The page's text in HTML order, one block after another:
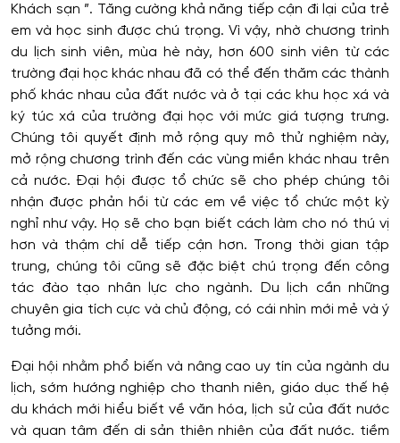
Khách sạn ”. Tăng cường khả năng tiếp cận đi lại của trẻ
em và học sinh được chú trọng. Vì vậy, nhờ chương trình
du lịch sinh viên, mùa hè này, hơn 600 sinh viên từ các
trường đại học khác nhau đã có thể đến thăm các thành
phố khác nhau của đất nước và ở tại các khu học xá và
ký túc xá của trường đại học với mức giá tượng trưng.
Chúng tôi quyết định mở rộng quy mô thử nghiệm này,
mở rộng chương trình đến các vùng miền khác nhau trên
cả nước. Đại hội được tổ chức sẽ cho phép chúng tôi
nhận được phản hồi từ các em về việc tổ chức một kỳ
nghỉ như vậy. Họ sẽ cho bạn biết cách làm cho nó thú vị
hơn và thậm chí dễ tiếp cận hơn. Trong thời gian tập
trung, chúng tôi cũng sẽ đặc biệt chú trọng đến công
tác đào tạo nhân lực cho ngành. Du lịch cần những
chuyên gia tích cực và chủ động, có cái nhìn mới mẻ và ý
tưởng mới.
Đại hội nhằm phổ biến và nâng cao uy tín của ngành du
lịch, sớm hướng nghiệp cho thanh niên, giáo dục thế hệ
du khách mới hiểu biết về văn hóa, lịch sử của đất nước
và quan tâm đến di sản thiên nhiên của đất nước. tiềm